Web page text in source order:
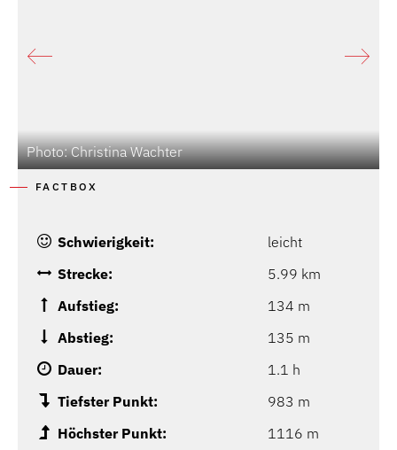
Photo: Christina Wachter
FACTBOX
Schwierigkeit:
leicht
Strecke:
5.99 km
Aufstieg:
134 m
Abstieg:
135 m
Dauer:
1.1 h
Tiefster Punkt:
983 m
Höchster Punkt:
1116 m